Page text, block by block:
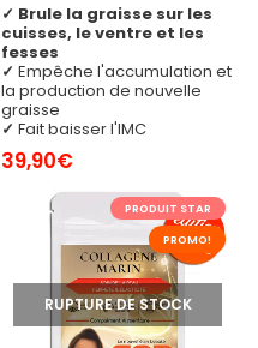
✓ Brule la graisse sur les
cuisses, le ventre et les
fesses
✓ Empêche l'accumulation et
la production de nouvelle
graisse
✓ Fait baisser l'IMC
39,90€
PRODUIT STAR
PROMO!
RUPTURE DE STOCK